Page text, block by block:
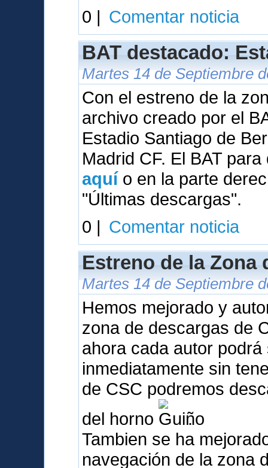
0 | Comentar noticia
BAT destacado:
Martes 14 de Septiembre
Con el estreno de la
archivo creado por el
Estadio Santiago de
Madrid CF. El BAT
aquí o en la parte
"Últimas descargas".
0 | Comentar noticia
Estreno de la Zona
Martes 14 de Septiembre
Hemos mejorado y
zona de descargas de
ahora cada autor
inmediatamente sin
de CSC podremos
del horno
.
Tambien se ha
navegación de la zona